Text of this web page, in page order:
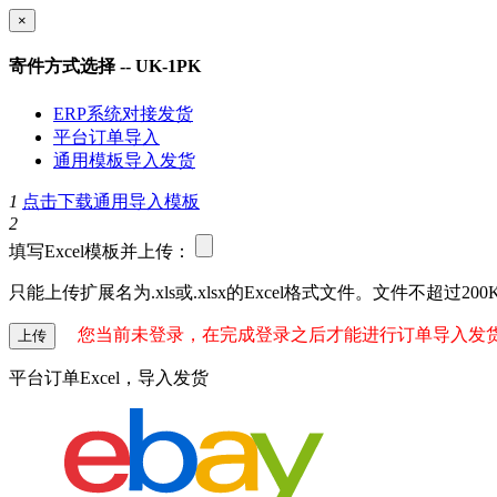
×
寄件方式选择 -- UK-1PK
ERP系统对接发货
平台订单导入
通用模板导入发货
1 点击下载通用导入模板
2
填写Excel模板并上传：
只能上传扩展名为.xls或.xlsx的Excel格式文件。文件不超过
上传 您当前未登录，在完成登录之后才能进行订单导入发
平台订单Excel，导入发货